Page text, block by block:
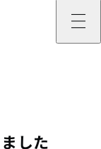
した